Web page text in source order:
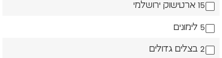
15 ארטישוק ירושלמי
5 לימונים
2 בצלים גדולים